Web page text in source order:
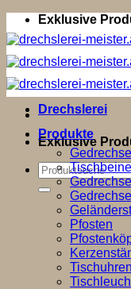
Zum
Inhalt
springen
Exklusive
Exklusive
Suchen
nach:
Drechslerei
Produkte
Pfosten
Tischuhren